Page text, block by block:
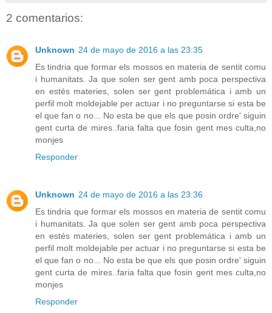
2 comentarios:
Unknown 24 de mayo de 2016 a las 23:35
Es tindria que formar els mossos en materia de sentit comu
i humanitats. Ja que solen ser gent amb poca perspectiva
en estés materies, solen ser gent problemática i amb un
perfil molt moldejable per actuar i no preguntarse si esta be
el que fan o no... No esta be que els que posin ordre' siguin
gent curta de mires..faria falta que fosin gent mes culta,no
monjes
Responder
Unknown 24 de mayo de 2016 a las 23:36
Es tindria que formar els mossos en materia de sentit comu
i humanitats. Ja que solen ser gent amb poca perspectiva
en estés materies, solen ser gent problemática i amb un
perfil molt moldejable per actuar i no preguntarse si esta be
el que fan o no... No esta be que els que posin ordre' siguin
gent curta de mires..faria falta que fosin gent mes culta,no
monjes
Responder